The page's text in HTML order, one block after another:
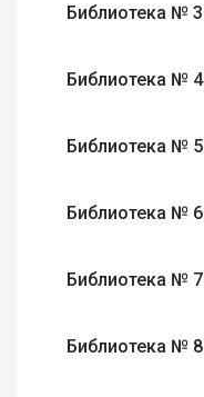
Библиотека № 3
Библиотека № 4
Библиотека № 5
Библиотека № 6
Библиотека № 7
Библиотека № 8